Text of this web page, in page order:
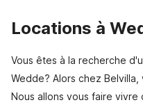
Locations à
Vous êtes à la recherche
Wedde? Alors chez
Nous allons vous faire vivre